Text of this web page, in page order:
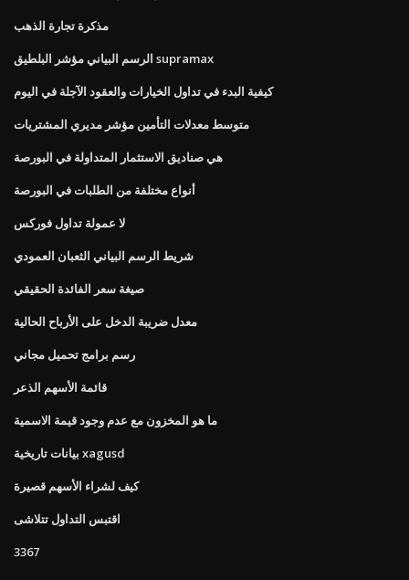
مذكرة تجارة الذهب
الرسم البياني مؤشر البلطيق supramax
كيفية البدء في تداول الخيارات والعقود الآجلة في اليوم
متوسط ​​معدلات التأمين مؤشر مديري المشتريات
هي صناديق الاستثمار المتداولة في البورصة
أنواع مختلفة من الطلبات في البورصة
لا عمولة تداول فوركس
شريط الرسم البياني الثعبان العمودي
صيغة سعر الفائدة الحقيقي
معدل ضريبة الدخل على الأرباح الحالية
رسم برامج تحميل مجاني
قائمة الأسهم الذعر
ما هو المخزون مع عدم وجود قيمة الاسمية
بيانات تاريخية xagusd
كيف لشراء الأسهم قصيرة
اقتبس التداول تتلاشى
3367